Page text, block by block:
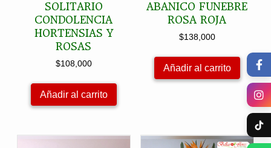
SOLITARIO
CONDOLENCIA
HORTENSIAS Y
ROSAS
$108,000
Añadir al carrito
ABANICO FUNEBRE
ROSA ROJA
$138,000
Añadir al carrito